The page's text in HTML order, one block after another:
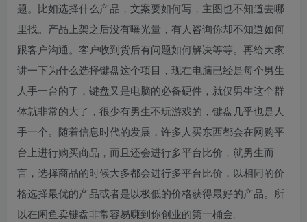
题。比如选择什么产品，文案要如何写，主图也不知道去哪
里找。产品上架之后没有曝光量，有人咨询你却不知道如何
跟客户沟通。客户收到货后有问题如何解决等等。再给大家
讲一下为什么选择键盘这个项目，现在电脑已经是每个男生
人手一台的了，键盘又是电脑的必备硬件，就仅男生这个群
体就非常的大了，很少有男生不玩游戏的，键盘几乎也是人
手一个。随着信息时代的发展，许多人买东西都会在网购平
台上进行购买商品，而且还会进行多平台比价，就男生而
言，选择商品的时候大多都会进行多平台比价，以相同的价
格选择最优的产品或者是以极低的价格获得最好的产品。所
以在闲鱼卖键盘非常容易赚到你创业的第一桶金。